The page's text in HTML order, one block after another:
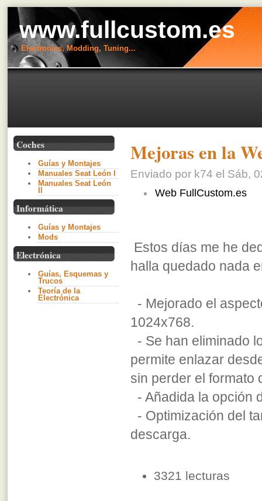
www.fullcustom.es
Electronics, Modding, Tuning...
Coches
Guías y Montajes
Manuales Seat León I
Manuales Seat León
Informática
Guías y Montajes
Mods
Electrónica
Guías, Esquemas y
Trucos
Teoría de la
Electrónica
Mejoras en la
Enviado por k74 el Sáb,
Web FullCustom.es
Estos días me he
halla quedado nada
- Mejorado el
1024x768.
- Se han eliminado
permite enlazar
sin perder el formato
- Añadida la opción
- Optimización del
descarga.
3321 lecturas